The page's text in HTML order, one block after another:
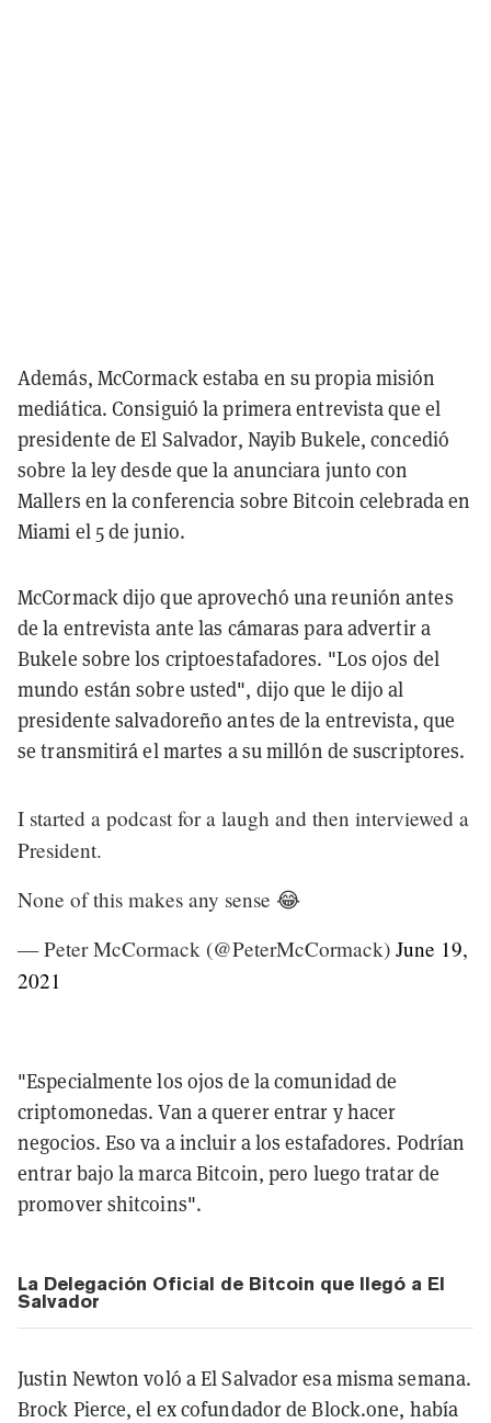
Además, McCormack estaba en su propia misión
mediática. Consiguió la primera entrevista que el
presidente de El Salvador, Nayib Bukele, concedió
sobre la ley desde que la anunciara junto con
Mallers en la conferencia sobre Bitcoin celebrada en
Miami el 5 de junio.
McCormack dijo que aprovechó una reunión antes
de la entrevista ante las cámaras para advertir a
Bukele sobre los criptoestafadores. "Los ojos del
mundo están sobre usted", dijo que le dijo al
presidente salvadoreño antes de la entrevista, que
se transmitirá el martes a su millón de suscriptores.
I started a podcast for a laugh and then interviewed a
President.
None of this makes any sense 😂
— Peter McCormack (@PeterMcCormack) June 19,
2021
"Especialmente los ojos de la comunidad de
criptomonedas. Van a querer entrar y hacer
negocios. Eso va a incluir a los estafadores. Podrían
entrar bajo la marca Bitcoin, pero luego tratar de
promover shitcoins".
La Delegación Oficial de Bitcoin que llegó a El
Salvador
Justin Newton voló a El Salvador esa misma semana.
Brock Pierce, el ex cofundador de Block.one, había